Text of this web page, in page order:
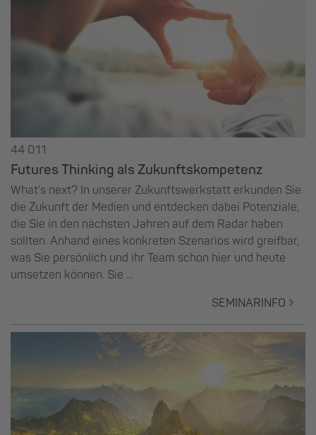
44 011
Futures Thinking als Zukunftskompetenz
What's next? In unserer Zukunftswerkstatt erkunden Sie
die Zukunft der Medien und entdecken dabei Potenziale,
die Sie in den nächsten Jahren auf dem Radar haben
sollten. Anhand eines konkreten Szenarios wird greifbar,
was Sie persönlich und ihr Team schon hier und heute
umsetzen können. Sie ...
SEMINARINFO